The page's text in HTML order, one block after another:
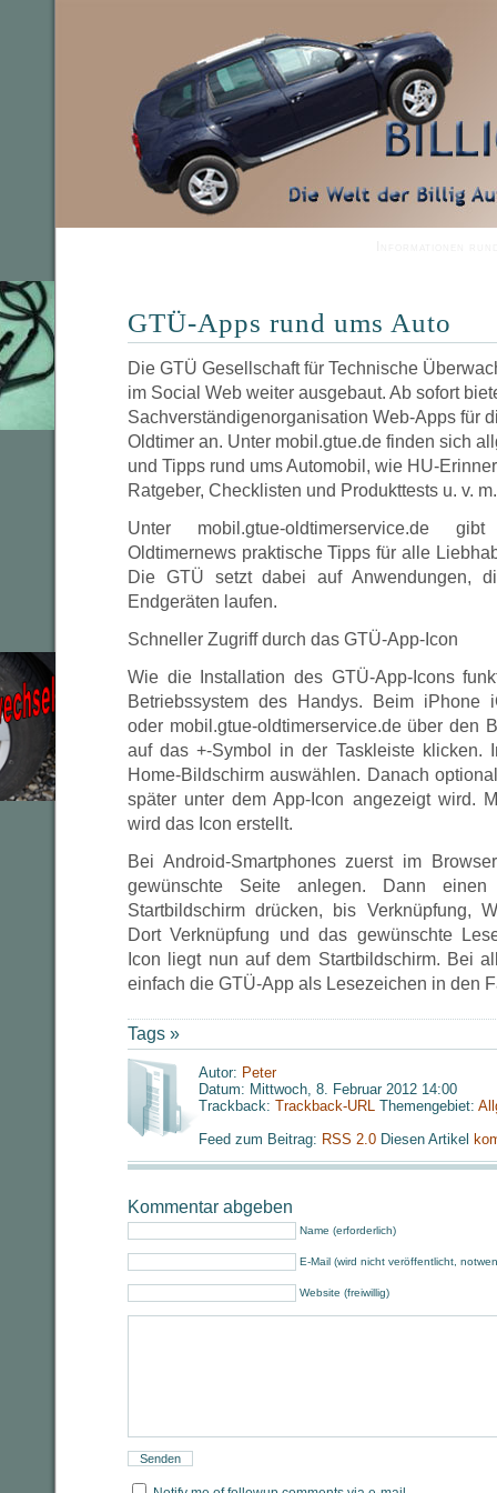
GTÜ-Apps rund ums Auto
Die GTÜ Gesellschaft für Technische
im Social Web weiter ausgebaut. Ab sofort
Sachverständigenorganisation Web-Apps für
Oldtimer an. Unter mobil.gtue.de finden sich
und Tipps rund ums Automobil, wie HU-
Ratgeber, Checklisten und Produkttests u. v. m.
Unter mobil.gtue-oldtimerservice.de
Oldtimernews praktische Tipps für alle
Die GTÜ setzt dabei auf Anwendungen,
Endgeräten laufen.
Schneller Zugriff durch das GTÜ-App-Icon
Wie die Installation des GTÜ-App-Icons
Betriebssystem des Handys. Beim iPhone
oder mobil.gtue-oldtimerservice.de über den
auf das +-Symbol in der Taskleiste klicken.
Home-Bildschirm auswählen. Danach
später unter dem App-Icon angezeigt wird.
wird das Icon erstellt.
Bei Android-Smartphones zuerst im
gewünschte Seite anlegen. Dann
Startbildschirm drücken, bis Verknüpfung,
Dort Verknüpfung und das gewünschte
Icon liegt nun auf dem Startbildschirm. Bei
einfach die GTÜ-App als Lesezeichen in den
Tags »
Autor: Peter
Datum: Mittwoch, 8. Februar 2012 14:00
Trackback: Trackback-URL Themengebiet:
Feed zum Beitrag: RSS 2.0 Diesen Artikel
Kommentar abgeben
Name (erforderlich)
E-Mail (wird nicht veröffentlicht,
Website (freiwillig)